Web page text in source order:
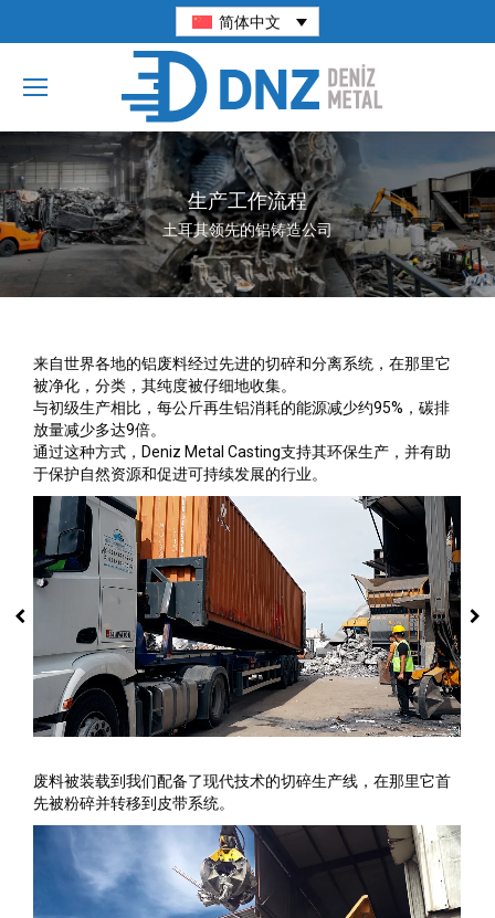
简体中文
生产工作流程
土耳其领先的铝铸造公司
来自世界各地的铝废料经过先进的切碎和分离系统，在那里它
被净化，分类，其纯度被仔细地收集。
与初级生产相比，每公斤再生铝消耗的能源减少约95%，碳排
放量减少多达9倍。
通过这种方式，Deniz Metal Casting支持其环保生产，并有助
于保护自然资源和促进可持续发展的行业。
废料被装载到我们配备了现代技术的切碎生产线，在那里它首
先被粉碎并转移到皮带系统。